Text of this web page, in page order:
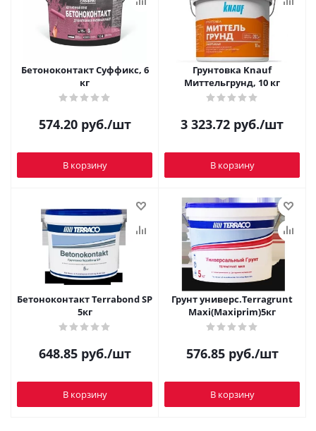
Бетоноконтакт Суффикс, 6
кг
574.20руб./шт
В корзину
Грунтовка Knauf
Миттельгрунд, 10 кг
3 323.72 руб./шт
В корзину
Бетоноконтакт Terrabond SP
5кг
648.85руб./шт
В корзину
Грунт универс.Terragrunt
Maxi(Maxiprim)5кг
576.85руб./шт
В корзину